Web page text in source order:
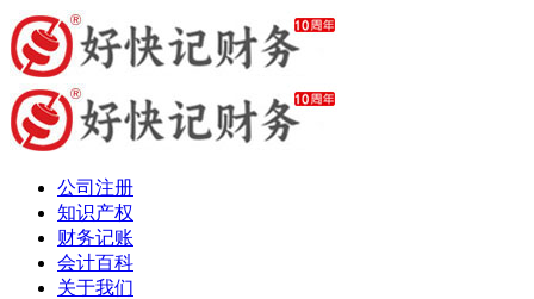
公司注册
知识产权
财务记账
会计百科
关于我们